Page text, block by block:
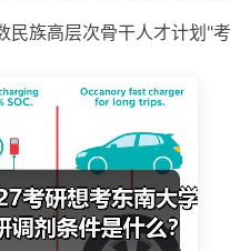
族高层次骨干人才计划"